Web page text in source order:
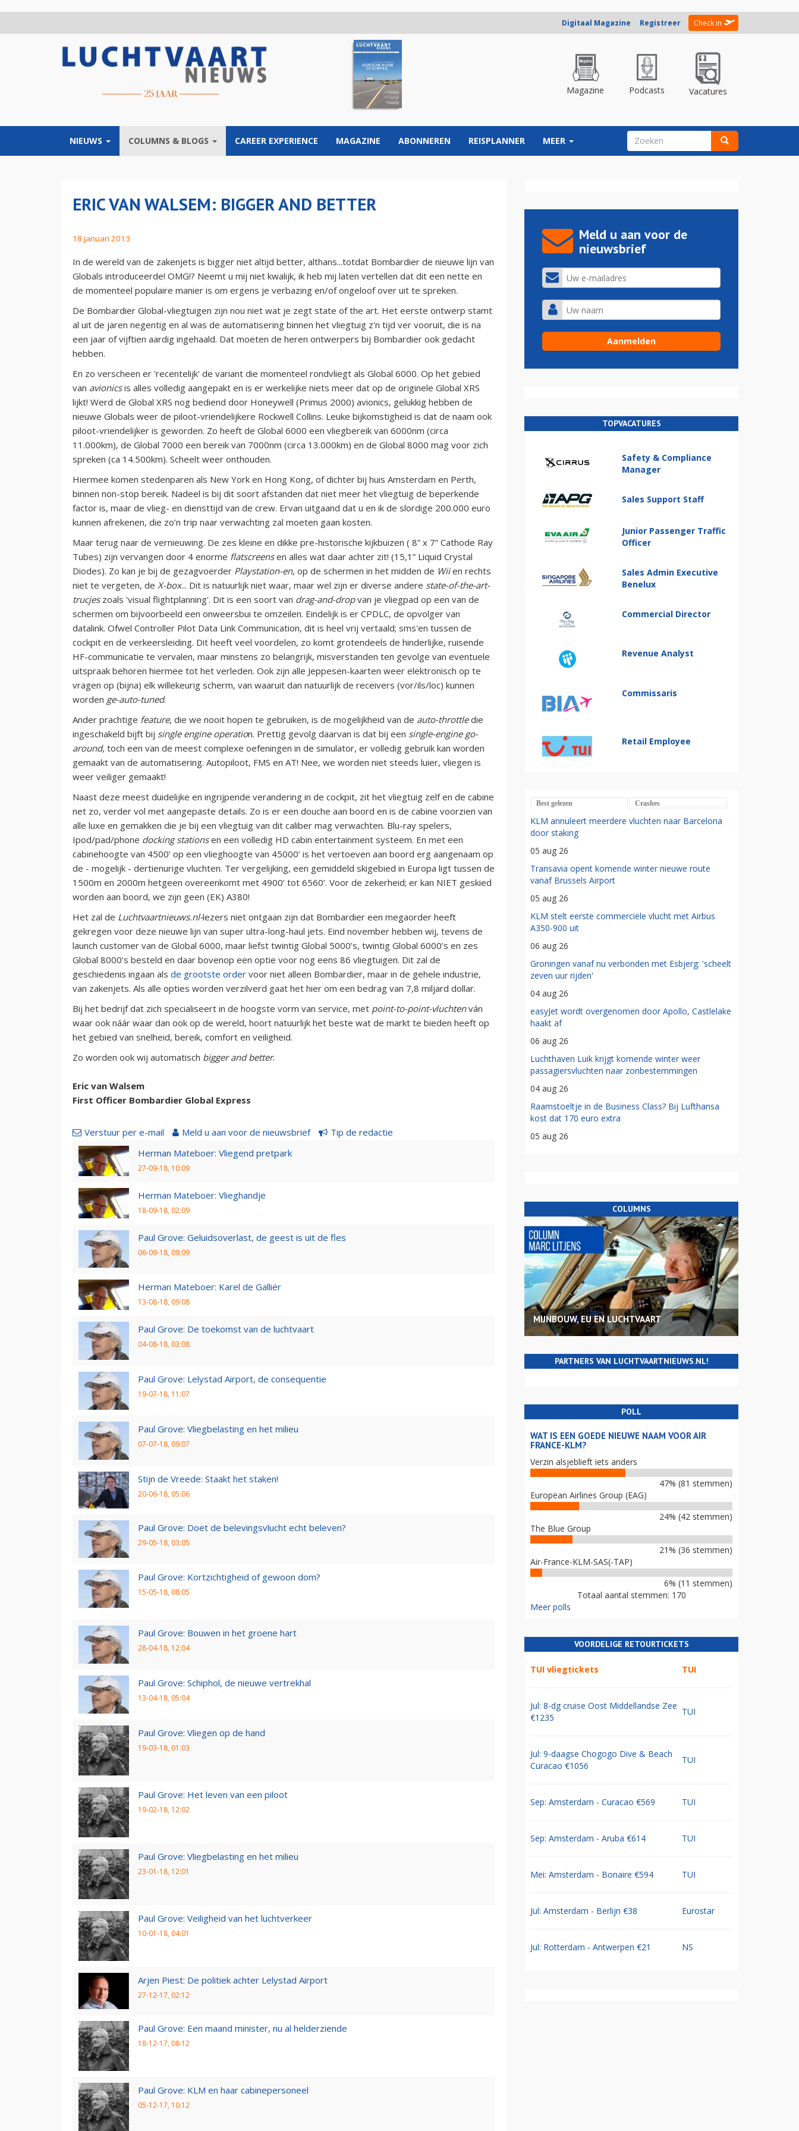
Digitaal Magazine Registreer Check in
Magazine Podcasts Vacatures
NIEUWS COLUMNS & BLOGS CAREER EXPERIENCE MAGAZINE ABONNEREN REISPLANNER MEER ZOEKVELD
ERIC VAN WALSEM: BIGGER AND BETTER
18 januari 2013
In de wereld van de zakenjets is bigger niet altijd better, althans...totdat Bombardier de nieuwe lijn van
Globals introduceerde! OMG!? Neemt u mij niet kwalijk, ik heb mij laten vertellen dat dit een nette en
de momenteel populaire manier is om ergens je verbazing en/of ongeloof over uit te spreken.
De Bombardier Global-vliegtuigen zijn nou niet wat je zegt state of the art. Het eerste ontwerp stamt
al uit de jaren negentig en al was de automatisering binnen het vliegtuig z'n tijd ver vooruit, die is na
een jaar of vijftien aardig ingehaald. Dat moeten de heren ontwerpers bij Bombardier ook gedacht
hebben.
En zo verscheen er 'recentelijk' de variant die momenteel rondvliegt als Global 6000. Op het gebied
van avionicsis alles volledig aangepakt en is er werkelijke niets meer dat op de originele Global XRS
lijkt! Werd de Global XRS nog bediend door Honeywell (Primus 2000) avionics, gelukkig hebben de
nieuwe Globals weer de piloot-vriendelijkere Rockwell Collins. Leuke bijkomstigheid is dat de naam ook
piloot-vriendelijker is geworden. Zo heeft de Global 6000 een vliegbereik van 6000nm (circa
11.000km), de Global 7000 een bereik van 7000nm (circa 13.000km) en de Global 8000 mag voor zich
spreken (ca 14.500km). Scheelt weer onthouden.
Hiermee komen stedenparen als New York en Hong Kong, of dichter bij huis Amsterdam en Perth,
binnen non-stop bereik. Nadeel is bij dit soort afstanden dat niet meer het vliegtuig de beperkende
factor is, maar de vlieg- en diensttijd van de crew. Ervan uitgaand dat u en ik de slordige 200.000 euro
kunnen afrekenen, die zo’n trip naar verwachting zal moeten gaan kosten.
Maar terug naar de vernieuwing. De zes kleine en dikke pre-historische kijkbuizen ( 8” x 7” Cathode Ray
Tubes) zijn vervangen door 4 enorme flatscreensen alles wat daar achter zit! (15,1” Liquid Crystal
Diodes). Zo kan je bij de gezagvoerder Playstation-en, op de schermen in het midden de Wiien rechts
niet te vergeten, de X-box... Dit is natuurlijk niet waar, maar wel zijn er diverse andere state-of-the-art-
trucjeszoals 'visual flightplanning'. Dit is een soort van drag-and-dropvan je vliegpad op een van de
schermen om bijvoorbeeld een onweersbui te omzeilen. Eindelijk is er CPDLC, de opvolger van
datalink. Ofwel Controller Pilot Data Link Communication, dit is heel vrij vertaald; sms'en tussen de
cockpit en de verkeersleiding. Dit heeft veel voordelen, zo komt grotendeels de hinderlijke, ruisende
HF-communicatie te vervalen, maar minstens zo belangrijk, misverstanden ten gevolge van eventuele
uitspraak behoren hiermee tot het verleden. Ook zijn alle Jeppesen-kaarten weer elektronisch op te
vragen op (bijna) elk willekeurig scherm, van waaruit dan natuurlijk de receivers (vor/ils/loc) kunnen
worden ge-auto-tuned.
Ander prachtige feature, die we nooit hopen te gebruiken, is de mogelijkheid van de auto-throttledie
ingeschakeld bijft bij single engine operation. Prettig gevolg daarvan is dat bij een single-engine go-
around, toch een van de meest complexe oefeningen in de simulator, er volledig gebruik kan worden
gemaakt van de automatisering. Autopiloot, FMS en AT! Nee, we worden niet steeds luier, vliegen is
weer veiliger gemaakt!
Naast deze meest duidelijke en ingrijpende verandering in de cockpit, zit het vliegtuig zelf en de cabine
net zo, verder vol met aangepaste details. Zo is er een douche aan boord en is de cabine voorzien van
alle luxe en gemakken die je bij een vliegtuig van dit caliber mag verwachten. Blu-ray spelers,
Ipod/pad/phone docking stationsen een volledig HD cabin entertainment systeem. En met een
cabinehoogte van 4500’ op een vlieghoogte van 45000’ is het vertoeven aan boord erg aangenaam op
de - mogelijk - dertienurige vluchten. Ter vergelijking, een gemiddeld skigebied in Europa ligt tussen de
1500m en 2000m hetgeen overeenkomt met 4900’ tot 6560’. Voor de zekerheid; er kan NIET geskied
worden aan boord, we zijn geen (EK) A380!
Het zal de Luchtvaartnieuws.nl-lezers niet ontgaan zijn dat Bombardier een megaorder heeft
gekregen voor deze nieuwe lijn van super ultra-long-haul jets. Eind november hebben wij, tevens de
launch customer van de Global 6000, maar liefst twintig Global 5000’s, twintig Global 6000’s en zes
Global 8000’s besteld en daar bovenop een optie voor nog eens 86 vliegtuigen. Dit zal de
geschiedenis ingaan als de grootste order voor niet alleen Bombardier, maar in de gehele industrie,
van zakenjets. Als alle opties worden verzilverd gaat het hier om een bedrag van 7,8 miljard dollar.
Bij het bedrijf dat zich specialiseert in de hoogste vorm van service, met point-to-point-vluchtenván
waar ook náár waar dan ook op de wereld, hoort natuurlijk het beste wat de markt te bieden heeft op
het gebied van snelheid, bereik, comfort en veiligheid.
Zo worden ook wij automatisch bigger and better.
Eric van Walsem
First Officer Bombardier Global Express
Verstuur per e-mail Meld u aan voor de nieuwsbrief
Tip de redactie
Herman Mateboer: Vliegend pretpark
27-09-18, 10:09
Herman Mateboer: Vlieghandje
18-09-18, 02:09
Paul Grove: Geluidsoverlast, de geest is uit de fles
06-09-18, 09:09
Herman Mateboer: Karel de Galliër
13-08-18, 09:08
Paul Grove: De toekomst van de luchtvaart
04-08-18, 03:08
Paul Grove: Lelystad Airport, de consequentie
19-07-18, 11:07
Paul Grove: Vliegbelasting en het milieu
07-07-18, 09:07
Stijn de Vreede: Staakt het staken!
20-06-18, 05:06
Paul Grove: Doet de belevingsvlucht echt beleven?
29-05-18, 03:05
Paul Grove: Kortzichtigheid of gewoon dom?
15-05-18, 08:05
Paul Grove: Bouwen in het groene hart
28-04-18, 12:04
Paul Grove: Schiphol, de nieuwe vertrekhal
13-04-18, 05:04
Paul Grove: Vliegen op de hand
19-03-18, 01:03
Paul Grove: Het leven van een piloot
19-02-18, 12:02
Paul Grove: Vliegbelasting en het milieu
23-01-18, 12:01
Paul Grove: Veiligheid van het luchtverkeer
10-01-18, 04:01
Arjen Piest: De politiek achter Lelystad Airport
27-12-17, 02:12
Paul Grove: Een maand minister, nu al helderziende
18-12-17, 08:12
Paul Grove: KLM en haar cabinepersoneel
05-12-17, 10:12
Meld u aan voor de
nieuwsbrief
TOPVACATURES
Safety & Compliance
Manager
Sales Support Staff
Junior Passenger Traffic
Officer
Sales Admin Executive
Benelux
Commercial Director
Revenue Analyst
Commissaris
Retail Employee
Best gelezen Crashes
KLM annuleert meerdere vluchten naar Barcelona
door staking
05 aug 26
Transavia opent komende winter nieuwe route
vanaf Brussels Airport
05 aug 26
KLM stelt eerste commerciële vlucht met Airbus
A350-900 uit
06 aug 26
Groningen vanaf nu verbonden met Esbjerg: 'scheelt
zeven uur rijden'
04 aug 26
easyJet wordt overgenomen door Apollo, Castlelake
haakt af
06 aug 26
Luchthaven Luik krijgt komende winter weer
passagiersvluchten naar zonbestemmingen
04 aug 26
Raamstoeltje in de Business Class? Bij Lufthansa
kost dat 170 euro extra
05 aug 26
COLUMNS
MIJNBOUW, EU EN LUCHTVAART
PARTNERS VAN LUCHTVAARTNIEUWS.NL!
POLL
WAT IS EEN GOEDE NIEUWE NAAM VOOR AIR
FRANCE-KLM?
Verzin alsjeblieft iets anders
47% (81 stemmen)
European Airlines Group (EAG)
24% (42 stemmen)
The Blue Group
21% (36 stemmen)
Air-France-KLM-SAS(-TAP)
6% (11 stemmen)
Totaal aantal stemmen: 170
Meer polls
VOORDELIGE RETOURTICKETS
TUI vliegtickets TUI
Jul: 8-dg cruise Oost Middellandse Zee
€1235
TUI
Jul: 9-daagse Chogogo Dive & Beach
Curacao €1056
TUI
Sep: Amsterdam - Curacao €569 TUI
Sep: Amsterdam - Aruba €614 TUI
Mei: Amsterdam - Bonaire €594 TUI
Jul: Amsterdam - Berlijn €38 Eurostar
Jul: Rotterdam - Antwerpen €21 NS